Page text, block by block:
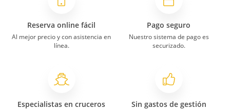
Reserva online fácil
Al mejor precio y con asistencia en
línea.
Pago seguro
Nuestro sistema de pago es
securizado.
Especialistas en cruceros Sin gastos de gestión